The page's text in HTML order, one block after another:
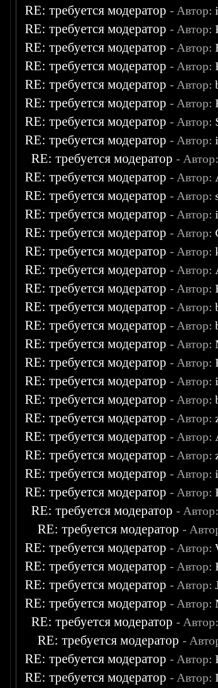
RE: требуется модератор - Автор:
RE: требуется модератор - Автор:
RE: требуется модератор - Автор:
RE: требуется модератор - Автор:
RE: требуется модератор - Автор:
RE: требуется модератор - Автор:
RE: требуется модератор - Автор:
RE: требуется модератор - Автор:
RE: требуется модератор -
RE: требуется модератор - Автор:
RE: требуется модератор - Автор:
RE: требуется модератор - Автор:
RE: требуется модератор - Автор:
RE: требуется модератор - Автор:
RE: требуется модератор - Автор:
RE: требуется модератор - Автор:
RE: требуется модератор - Автор:
RE: требуется модератор - Автор:
RE: требуется модератор - Автор:
RE: требуется модератор - Автор:
RE: требуется модератор - Автор:
RE: требуется модератор - Автор:
RE: требуется модератор - Автор:
RE: требуется модератор - Автор:
RE: требуется модератор - Автор:
RE: требуется модератор - Автор:
RE: требуется модератор - Автор:
RE: требуется модератор -
RE: требуется модератор -
RE: требуется модератор - Автор:
RE: требуется модератор - Автор:
RE: требуется модератор - Автор:
RE: требуется модератор - Автор:
RE: требуется модератор -
RE: требуется модератор -
RE: требуется модератор - Автор:
RE: требуется модератор - Автор: